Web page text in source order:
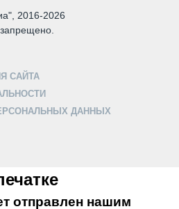
2016-2026
САЙТА
ДАННЫХ
отправлен нашим